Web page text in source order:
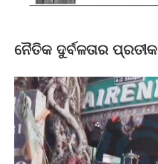
ନୈତିକ ଦୁର୍ବଳତାର ପ୍ରତୀକ